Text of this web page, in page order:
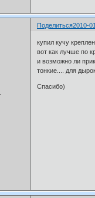
Поделиться2010-
купил кучу
вот как лучше по
и возможно ли
тонкие.... для
Спасибо)